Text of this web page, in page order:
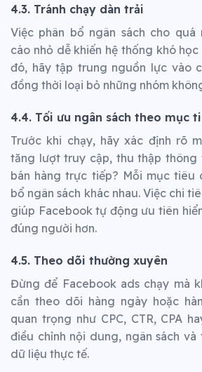
4.3. Tránh chạy dàn trải
Việc phân bổ ngân sách cho quá
cáo nhỏ dễ khiến hệ thống khó
đó, hãy tập trung nguồn lực vào
đồng thời loại bỏ những nhóm
4.4. Tối ưu ngân sách theo mục
Trước khi chạy, hãy xác định rõ
tăng lượt truy cập, thu thập thông
bán hàng trực tiếp? Mỗi mục tiêu
bổ ngân sách khác nhau. Việc chi
giúp Facebook tự động ưu tiên
đúng người hơn.
4.5. Theo dõi thường xuyên
Đừng để Facebook ads chạy mà
cần theo dõi hàng ngày hoặc
quan trọng như CPC, CTR, CPA
điều chỉnh nội dung, ngân sách
dữ liệu thực tế.